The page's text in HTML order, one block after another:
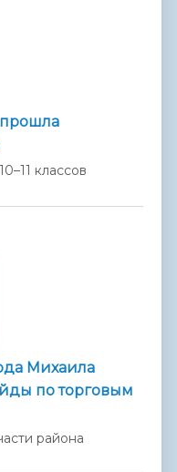
классов
Михаила
по торговым
района